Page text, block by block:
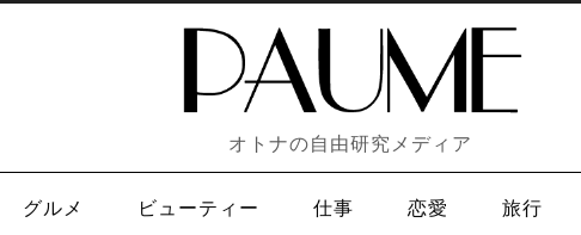
オトナの自由研究メディア
グルメ ビューティー 仕事 恋愛 旅行